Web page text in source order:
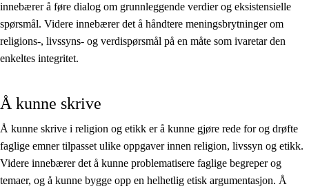
innebærer å føre dialog om grunnleggende verdier og eksistensielle
spørsmål. Videre innebærer det å håndtere meningsbrytninger om
religions-, livssyns- og verdispørsmål på en måte som ivaretar den
enkeltes integritet.
Å kunne skrive
Å kunne skrive i religion og etikk er å kunne gjøre rede for og drøfte
faglige emner tilpasset ulike oppgaver innen religion, livssyn og etikk.
Videre innebærer det å kunne problematisere faglige begreper og
temaer, og å kunne bygge opp en helhetlig etisk argumentasjon. Å